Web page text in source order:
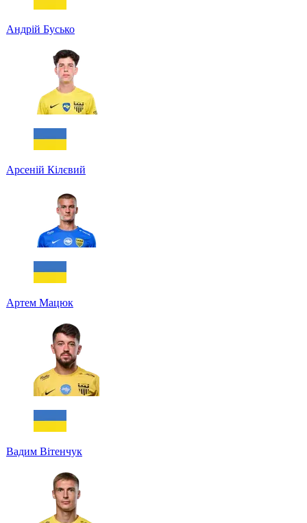
Андрій Бусько
Арсеній Кілєвий
Артем Мацюк
Вадим Вітенчук